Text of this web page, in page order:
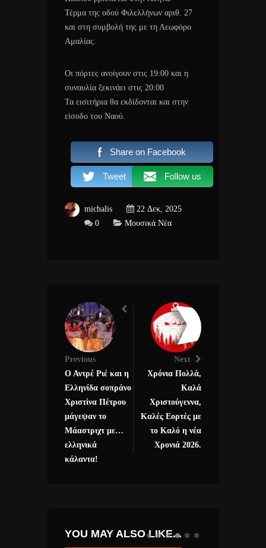
Τέρμα της οδού Φιλελλήνων αριθ. 27
και στη συμβολή της με τη Λεωφόρο
Αμαλίας.
Οι πόρτες ανοίγουν στις 19:00 και η
συναυλία ξεκινάει στις 20:00
Τα εισιτήρια θα εκδίδονται και στην
είσοδο του Ναού.
Share on Facebook
Tweet Follow us
michalis
22 Δεκ, 2025
0
Μουσικά Νέα
Previous
Ο Αντρέ Ριέ και η
Ελληνίδα σοπράνο
Χριστίνα Πέτρου
μάγεψαν το
Μάαστριχτ με…
ελληνικά
κάλαντα!
Next
Χρόνια Πολλά,
Καλά
Χριστούγεννα,
Καλές Εορτές με
το Καλό η νέα
Χρονιά 2026.
YOU MAY ALSO LIKE...